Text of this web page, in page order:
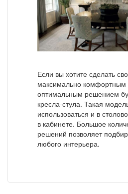
Если вы хотите сделать
максимально комфортным
оптимальным решением
кресла-стула. Такая
использоваться и в
в кабинете. Большое
решений позволяет
любого интерьера.